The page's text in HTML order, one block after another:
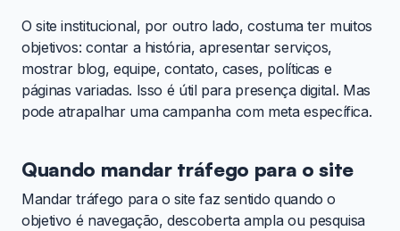
O site institucional, por outro lado, costuma ter muitos
objetivos: contar a história, apresentar serviços,
mostrar blog, equipe, contato, cases, políticas e
páginas variadas. Isso é útil para presença digital. Mas
pode atrapalhar uma campanha com meta específica.
Quando mandar tráfego para o site
Mandar tráfego para o site faz sentido quando o
objetivo é navegação, descoberta ampla ou pesquisa